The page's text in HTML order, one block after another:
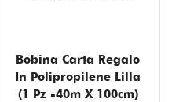
Bobina Carta Regalo
In Polipropilene Lilla
(1 Pz -40m X 100cm)